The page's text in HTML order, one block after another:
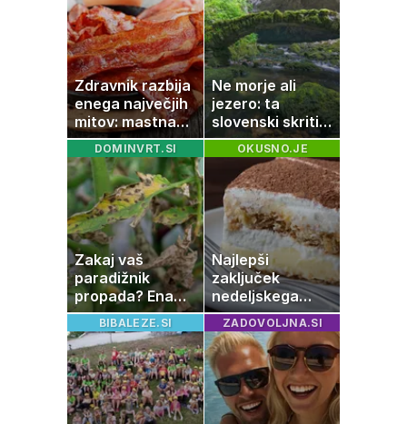
Zdravnik razbija
enega največjih
mitov: mastna
jetra ne
nastanejo zaradi
slanine, temveč
zaradi živila, ki
ga imamo vsi
radi
Ne morje ali
jezero: ta
slovenski skriti
raj je kot
ustvarjen za
družinski izlet
DOMINVRT.SI
Zakaj vaš
paradižnik
propada? Ena
napaka lahko
uniči rastline –
tako jih rešite
OKUSNO.JE
Najlepši
zaključek
nedeljskega
kosila: 8 sladic
brez peke, ki se
jih vsi veselijo
BIBALEZE.SI ZADOVOLJNA.SI